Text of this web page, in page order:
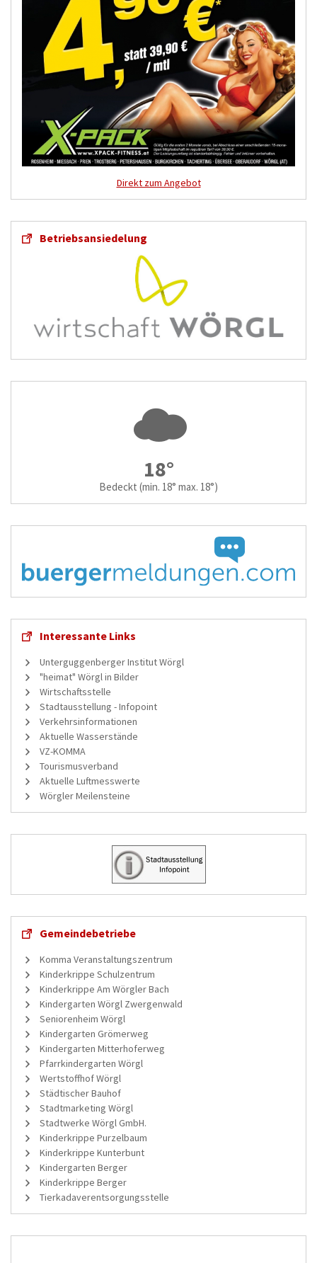
Direkt zum Angebot
Betriebsansiedelung
18°
Bedeckt (min. 18° max. 18°)
Interessante Links
Unterguggenberger Institut Wörgl
"heimat" Wörgl in Bilder
Wirtschaftsstelle
Stadtausstellung - Infopoint
Verkehrsinformationen
Aktuelle Wasserstände
VZ-KOMMA
Tourismusverband
Aktuelle Luftmesswerte
Wörgler Meilensteine
Gemeindebetriebe
Komma Veranstaltungszentrum
Kinderkrippe Schulzentrum
Kinderkrippe Am Wörgler Bach
Kindergarten Wörgl Zwergenwald
Seniorenheim Wörgl
Kindergarten Grömerweg
Kindergarten Mitterhoferweg
Pfarrkindergarten Wörgl
Wertstoffhof Wörgl
Städtischer Bauhof
Stadtmarketing Wörgl
Stadtwerke Wörgl GmbH.
Kinderkrippe Purzelbaum
Kinderkrippe Kunterbunt
Kindergarten Berger
Kinderkrippe Berger
Tierkadaverentsorgungsstelle